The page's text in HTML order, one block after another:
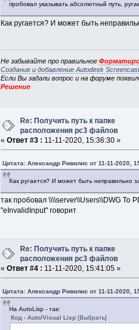
пробовал указывать абсолютный путь,
Как ругается? И может быть
Не забывайте про правильное
Создание и добавление Autodesk
Если Вы задали вопрос и на форуме
Решение
Re: Получить путь к папке
расположения pc3 файлов
« Ответ #3 : 11-11-2020, 15:36:30 »
Цитата: Александр Ривилис от 11-11-2020,
Как ругается? И может быть неправильно
так пробовал \\\\server\\Users\\DWG To
"eInvalidInput" говорит
Re: Получить путь к папке
расположения pc3 файлов
« Ответ #4 : 11-11-2020, 15:41:05 »
Цитата: Александр Ривилис от 11-11-2020,
На AutoLisp - так:
Код - Auto/Visual Lisp [Выбрать]